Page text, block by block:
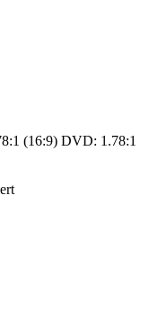
(16:9) DVD: 1.78:1